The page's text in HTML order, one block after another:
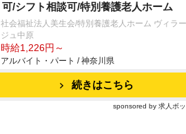
可/シフト相談可/特別養護老人ホーム
社会福祉法人美生会/特別養護老人ホーム ヴィラー
ジュ中原
時給1,226円～
アルバイト・パート / 神奈川県
続きはこちら
sponsored by 求人ボッ